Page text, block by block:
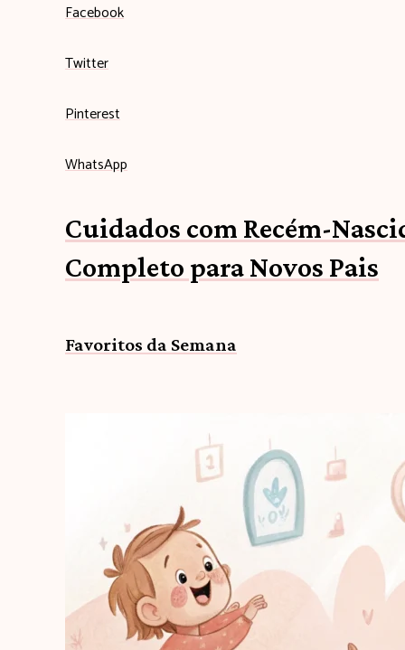
Facebook
Twitter
Pinterest
WhatsApp
Cuidados com Recém-
Completo para Novos Pais
Favoritos da Semana